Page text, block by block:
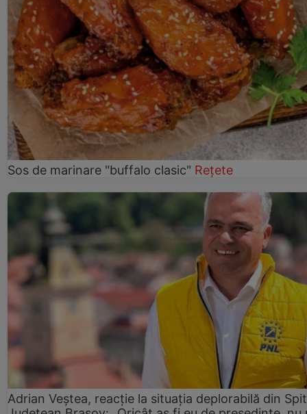
Sos de marinare "buffalo clasic" Rețete
Adrian Veștea, reacție la situația deplorabilă din